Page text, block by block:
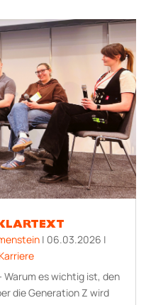
| 06.03.2026 |
Karriere
es wichtig ist, den
die Generation Z wird